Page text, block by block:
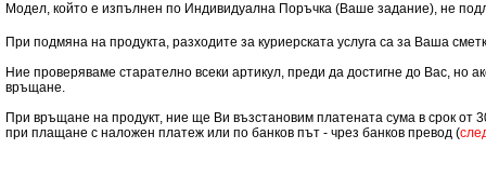
Модел, който е изпълнен по Индивидуална Поръчка (Ваше задание), не
При подмяна на продукта, разходите за куриерската услуга са за Ваша
Ние проверяваме старателно всеки артикул, преди да достигне до Вас,
връщане.
При връщане на продукт, ние ще Ви възстановим платената сума в срок от
при плащане с наложен платеж или по банков път - чрез банков превод (